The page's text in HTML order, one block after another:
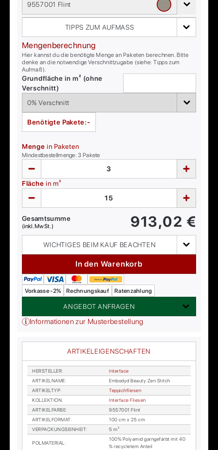
9557001 Flint
TIPPS ZUM AUFMASS
Mengenberechnung
Hier kannst du die benötigte Menge an Paketen berechnen. Bitte
denke an die notwendige Verschnittzugabe (siehe: Tipps zum
Aufmaß).
Grundfläche in m² (ohne
Verschnitt)
Benötigte Pakete:-
Menge in Paketen
Mindestbestellmenge:3 Pakete
Fläche in m²
Gesamtsumme
(inkl. MwSt.) 913,02 €
WICHTIGES BEIM KAUF BEACHTEN
In den Warenkorb
Vorkasse -2% Rechnungskauf Ratenzahlung
ANGEBOT ANFRAGEN
Informationen zur Musterbestellung
ARTIKELEIGENSCHAFTEN
HER­STEL­LER:
In­ter­face
AR­TI­KEL­NA­ME:
Em­bo­dyd Be­au­ty Zen Stitch
AR­TI­KEL­TYP:
Tep­pich­flie­sen
KOL­LEK­TI­ON:
In­ter­face Flie­sen
AR­TI­KEL­FAR­BE:
9557001 Flint
AR­TI­KEL­FOR­MAT:
100 cm x 25 cm
VER­PA­CKUNGS­EIN­HEIT: 5 m²
POL­MA­TE­RI­AL :
100% Po­ly­amid garn­ge­färbt mit 40
% re­cy­cle­tem An­teil